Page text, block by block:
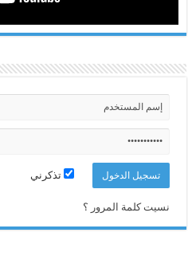
تذكرني
نسيت كلمة المرور ؟